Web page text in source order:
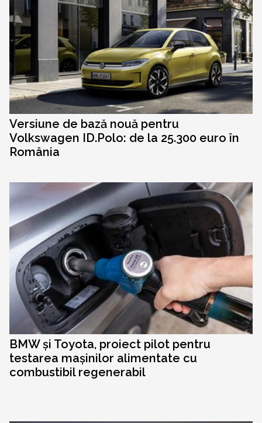
Versiune de bază nouă pentru
Volkswagen ID.Polo: de la 25.300 euro în
România
BMW și Toyota, proiect pilot pentru
testarea mașinilor alimentate cu
combustibil regenerabil